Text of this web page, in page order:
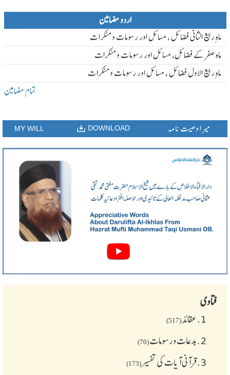
اردو مضامین
ماہ ِربیع الثانی فضائل ، مسائل اور رسومات و منکرات
ماہ صفر کے فضائل، مسائل اور رسومات و منکرات
ماہ ِربیع الاول فضائل ، مسائل اور رسومات و منکرات
تمام مضامین
MY WILL DOWNLOAD میرا وصیت نامہ
فتاوی
1. عقائد(517)
2. بدعات و رسومات(70)
3. قرآنی آیات کی تفسیر(173)